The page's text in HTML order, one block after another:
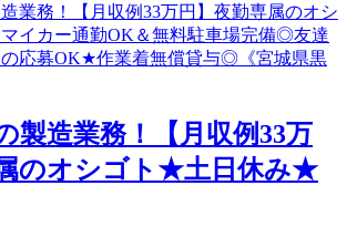
製造業務！【月収例33万
のオシゴト★土日休み★